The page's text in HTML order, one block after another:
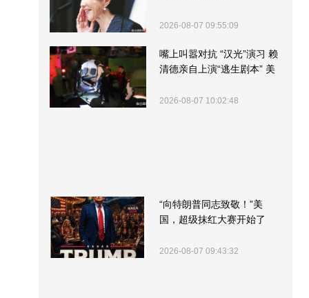
2026-08-07 09:55:09
嘴上叫嚣对抗 “汉光”演习 赖
清德亲自上演“逃生剧本” 美
2026-08-07 10:02:48
“向特朗普同志致敬！”美
国，超级抹红大赛开始了
2026-08-07 09:43:32